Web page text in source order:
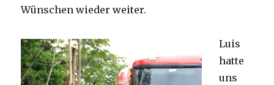
Wünschen wieder weiter.
Luis
hatte
uns